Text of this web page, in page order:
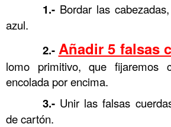
1.- Bordar las
azul.
2.- Añadir 5 falsas
lomo primitivo, que fijaremos
encolada por encima.
3.- Unir las falsas
de cartón.